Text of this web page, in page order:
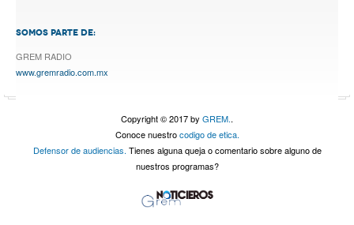
SOMOS PARTE DE:
GREM RADIO
www.gremradio.com.mx
Copyright © 2017 by GREM..
Conoce nuestrocodigo de etica.
Defensor de audiencias. Tienes alguna queja o comentario sobre alguno de
nuestros programas?